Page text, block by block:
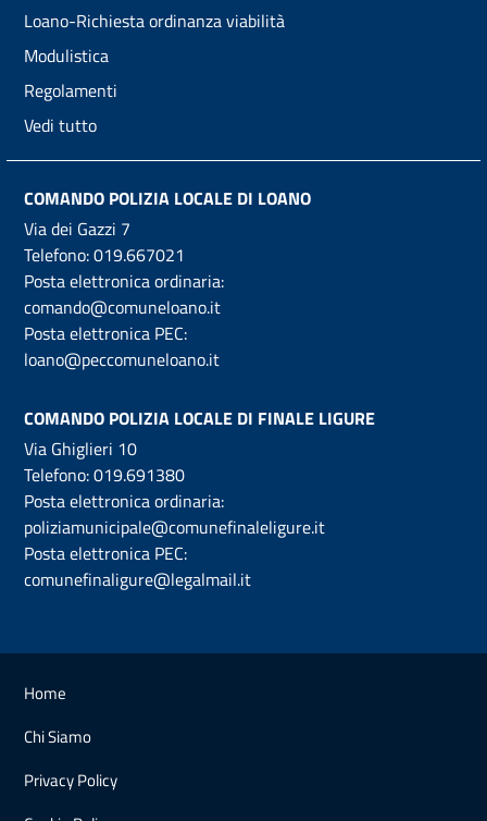
Loano-Richiesta ordinanza viabilità
Modulistica
Regolamenti
Vedi tutto
COMANDO POLIZIA LOCALE DI LOANO
Via dei Gazzi 7
Telefono:019.667021
Posta elettronica ordinaria:
comando@comuneloano.it
Posta elettronica PEC:
loano@peccomuneloano.it
COMANDO POLIZIA LOCALE DI FINALE LIGURE
Via Ghiglieri 10
Telefono:019.691380
Posta elettronica ordinaria:
poliziamunicipale@comunefinaleligure.it
Posta elettronica PEC:
comunefinaligure@legalmail.it
Home
Chi Siamo
Privacy Policy